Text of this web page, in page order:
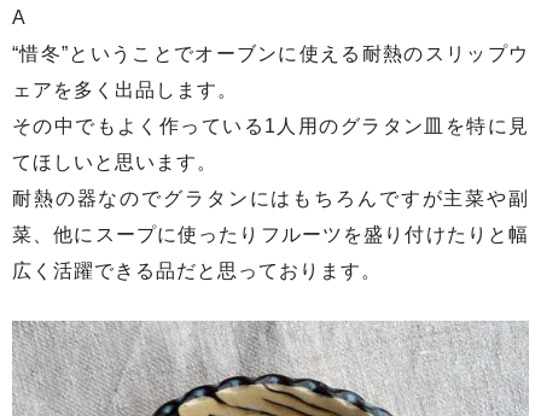
A
“惜冬”ということでオーブンに使える耐熱のスリップウ
ェアを多く出品します。
その中でもよく作っている1人用のグラタン皿を特に見
てほしいと思います。
耐熱の器なのでグラタンにはもちろんですが主菜や副
菜、他にスープに使ったりフルーツを盛り付けたりと幅
広く活躍できる品だと思っております。